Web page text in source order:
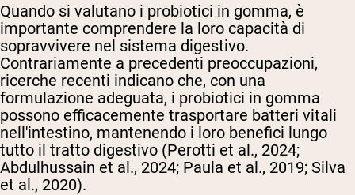
Quando si valutano i probiotici in gomma, è
importante comprendere la loro capacità di
sopravvivere nel sistema digestivo.
Contrariamente a precedenti preoccupazioni,
ricerche recenti indicano che, con una
formulazione adeguata, i probiotici in gomma
possono efficacemente trasportare batteri vitali
nell'intestino, mantenendo i loro benefici lungo
tutto il tratto digestivo (Perotti et al., 2024;
Abdulhussain et al., 2024; Paula et al., 2019; Silva
et al., 2020).